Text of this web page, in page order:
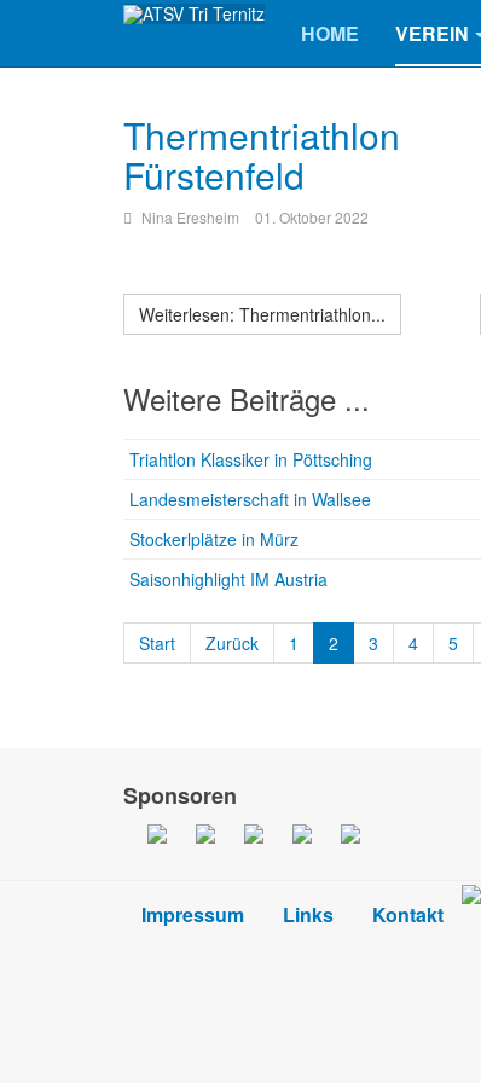
HOME VEREIN
Thermentriathlon
Fürstenfeld
Nina Eresheim 01. Oktober 2022
Weiterlesen: Thermentriathlon...
Weitere Beiträge ...
Triahtlon Klassiker in Pöttsching
Landesmeisterschaft in Wallsee
Stockerlplätze in Mürz
Saisonhighlight IM Austria
Start Zurück 1 2 3 4 5
Sponsoren
Impressum Links Kontakt